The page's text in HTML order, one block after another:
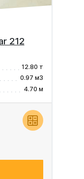
212
12.80 т
0.97 м3
4.70 м